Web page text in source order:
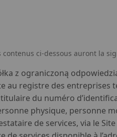
ci-dessous auront la
z ograniczoną
au registre des entreprises
du numéro
physique, personne
de services, via le